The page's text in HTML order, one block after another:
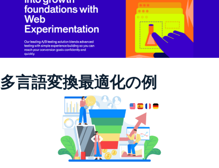
多言語変換最適化の例